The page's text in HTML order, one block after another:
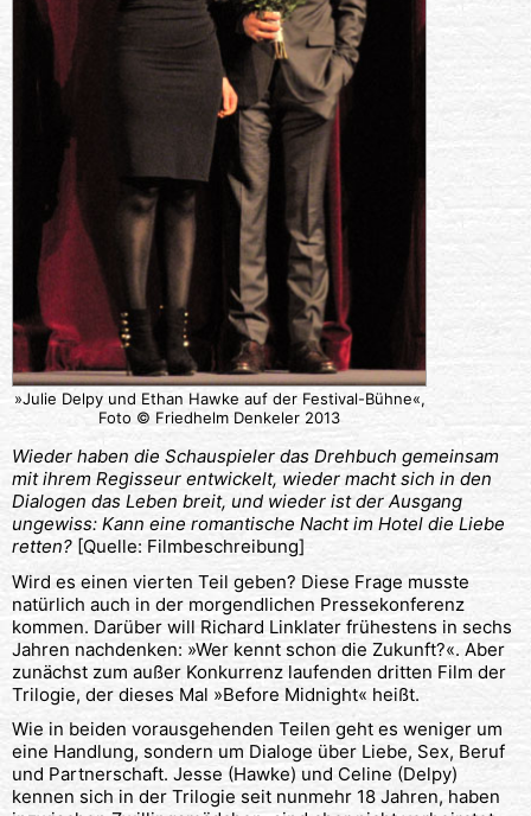
»Julie Delpy und Ethan Hawke auf der Festival-Bühne«,
Foto © Friedhelm Denkeler 2013
Wieder haben die Schauspieler das Drehbuch gemeinsam
mit ihrem Regisseur entwickelt, wieder macht sich in den
Dialogen das Leben breit, und wieder ist der Ausgang
ungewiss: Kann eine romantische Nacht im Hotel die Liebe
retten? [Quelle: Filmbeschreibung]
Wird es einen vierten Teil geben? Diese Frage musste
natürlich auch in der morgendlichen Pressekonferenz
kommen. Darüber will Richard Linklater frühestens in sechs
Jahren nachdenken: »Wer kennt schon die Zukunft?«. Aber
zunächst zum außer Konkurrenz laufenden dritten Film der
Trilogie, der dieses Mal »Before Midnight« heißt.
Wie in beiden vorausgehenden Teilen geht es weniger um
eine Handlung, sondern um Dialoge über Liebe, Sex, Beruf
und Partnerschaft. Jesse (Hawke) und Celine (Delpy)
kennen sich in der Trilogie seit nunmehr 18 Jahren, haben